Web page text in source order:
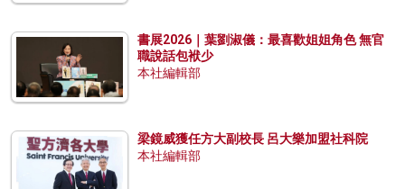
書展2026｜葉劉淑儀：最喜歡姐姐角色 無官
職說話包袱少
本社編輯部
梁鏡威獲任方大副校長 呂大樂加盟社科院
本社編輯部